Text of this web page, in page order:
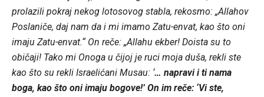
prolazili pokraj nekog lotosovog stabla, rekosmo: „Allahov
Poslaniče, daj nam da i mi imamo Zatu-envat, kao što oni
imaju Zatu-envat.“ On reče: „Allahu ekber! Doista su to
običaji! Tako mi Onoga u čijoj je ruci moja duša, rekli ste
kao što su rekli Israelićani Musau: ‘… napravi i ti nama
boga, kao što oni imaju bogove!’ On im reče: ‘Vi ste,